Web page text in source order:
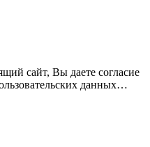
сайт, Вы даете согласие
данных…